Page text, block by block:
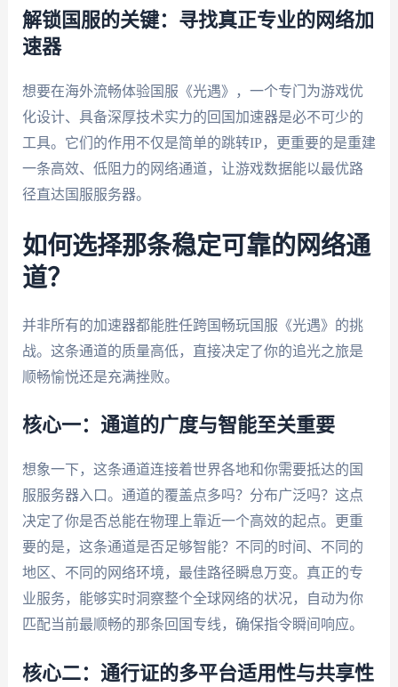
解锁国服的关键：寻找真正专业的网络加
速器
想要在海外流畅体验国服《光遇》，一个专门为游戏优
化设计、具备深厚技术实力的回国加速器是必不可少的
工具。它们的作用不仅是简单的跳转IP，更重要的是重建
一条高效、低阻力的网络通道，让游戏数据能以最优路
径直达国服服务器。
如何选择那条稳定可靠的网络通
道？
并非所有的加速器都能胜任跨国畅玩国服《光遇》的挑
战。这条通道的质量高低，直接决定了你的追光之旅是
顺畅愉悦还是充满挫败。
核心一：通道的广度与智能至关重要
想象一下，这条通道连接着世界各地和你需要抵达的国
服服务器入口。通道的覆盖点多吗？分布广泛吗？这点
决定了你是否总能在物理上靠近一个高效的起点。更重
要的是，这条通道是否足够智能？不同的时间、不同的
地区、不同的网络环境，最佳路径瞬息万变。真正的专
业服务，能够实时洞察整个全球网络的状况，自动为你
匹配当前最顺畅的那条回国专线，确保指令瞬间响应。
核心二：通行证的多平台适用性与共享性